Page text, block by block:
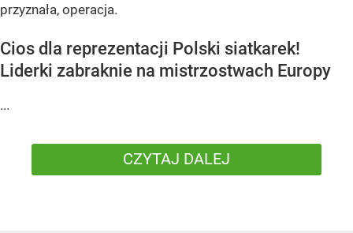
przyznała, operacja.
Cios dla reprezentacji Polski siatkarek!
Liderki zabraknie na mistrzostwach Europy
...
CZYTAJ DALEJ